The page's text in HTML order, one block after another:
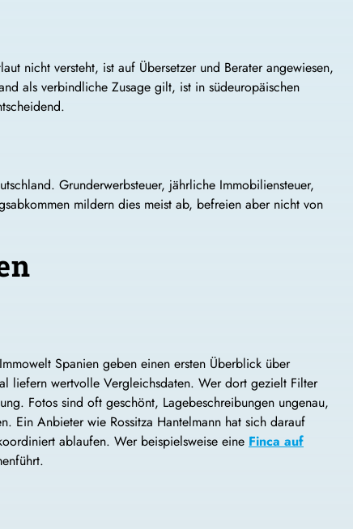
nicht versteht, ist auf Übersetzer und Berater angewiesen,
als verbindliche Zusage gilt, ist in südeuropäischen
Grunderwerbsteuer, jährliche Immobiliensteuer,
mildern dies meist ab, befreien aber nicht von
Spanien geben einen ersten Überblick über
liefern wertvolle Vergleichsdaten. Wer dort gezielt Filter
Fotos sind oft geschönt, Lagebeschreibungen ungenau,
Ein Anbieter wie Rossitza Hantelmann hat sich darauf
ablaufen. Wer beispielsweise eine Finca auf